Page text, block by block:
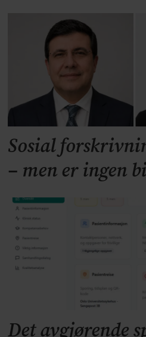
Sosial
– men er ingen
Det avgjørende